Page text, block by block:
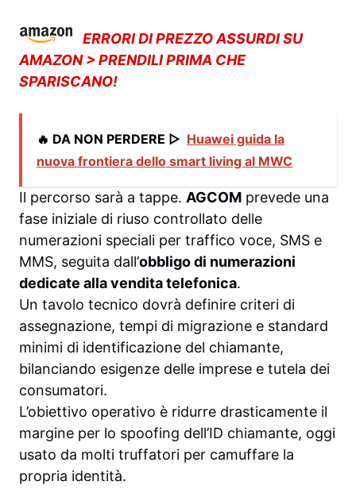
ERRORI DI PREZZO ASSURDI SU
AMAZON > PRENDILI PRIMA CHE
SPARISCANO!
🔥 DA NON PERDERE ▷ Huawei guida la
nuova frontiera dello smart living al MWC
Il percorso sarà a tappe. AGCOM prevede una
fase iniziale di riuso controllato delle
numerazioni speciali per traffico voce, SMS e
MMS, seguita dall’obbligo di numerazioni
dedicate alla vendita telefonica.
Un tavolo tecnico dovrà definire criteri di
assegnazione, tempi di migrazione e standard
minimi di identificazione del chiamante,
bilanciando esigenze delle imprese e tutela dei
consumatori.
L’obiettivo operativo è ridurre drasticamente il
margine per lo spoofing dell’ID chiamante, oggi
usato da molti truffatori per camuffare la
propria identità.